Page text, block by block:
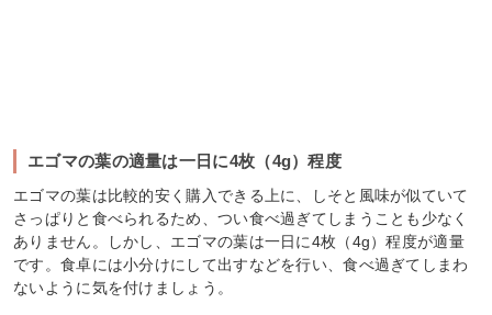
エゴマの葉の適量は一日に4枚（4g）程度
エゴマの葉は比較的安く購入できる上に、しそと風味が似ていて
さっぱりと食べられるため、つい食べ過ぎてしまうことも少なく
ありません。しかし、エゴマの葉は一日に4枚（4g）程度が適量
です。食卓には小分けにして出すなどを行い、食べ過ぎてしまわ
ないように気を付けましょう。